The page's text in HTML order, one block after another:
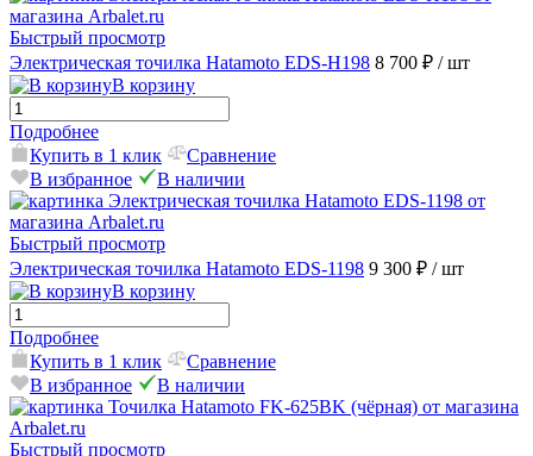
Быстрый просмотр
Электрическая точилка Hatamoto EDS-H198 8 700 ₽ / шт
В корзину
Подробнее
Купить в 1 клик
Сравнение
В избранное
В наличии
Быстрый просмотр
Электрическая точилка Hatamoto EDS-1198 9 300 ₽ / шт
В корзину
Подробнее
Купить в 1 клик
Сравнение
В избранное
В наличии
Быстрый просмотр